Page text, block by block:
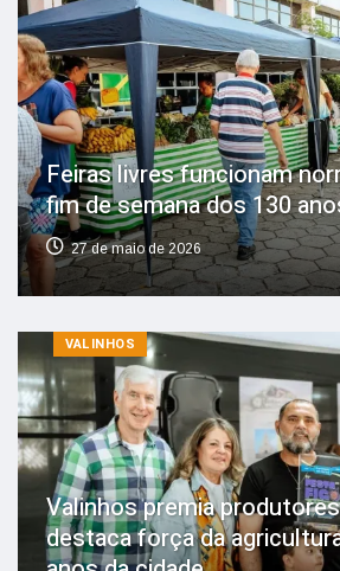
Feiras livres funcionam
fim de semana dos 130
27 de maio de 2026
VALINHOS
Valinhos premia
destaca força da